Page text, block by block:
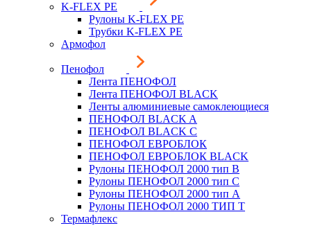
K-FLEX PE
Рулоны K-FLEX PE
Трубки K-FLEX PE
Армофол
Пенофол
Лента ПЕНОФОЛ
Лента ПЕНОФОЛ BLACK
Ленты алюминиевые самоклеющиеся
ПЕНОФОЛ BLACK A
ПЕНОФОЛ BLACK С
ПЕНОФОЛ ЕВРОБЛОК
ПЕНОФОЛ ЕВРОБЛОК BLACK
Рулоны ПЕНОФОЛ 2000 тип B
Рулоны ПЕНОФОЛ 2000 тип C
Рулоны ПЕНОФОЛ 2000 тип А
Рулоны ПЕНОФОЛ 2000 ТИП Т
Термафлекс